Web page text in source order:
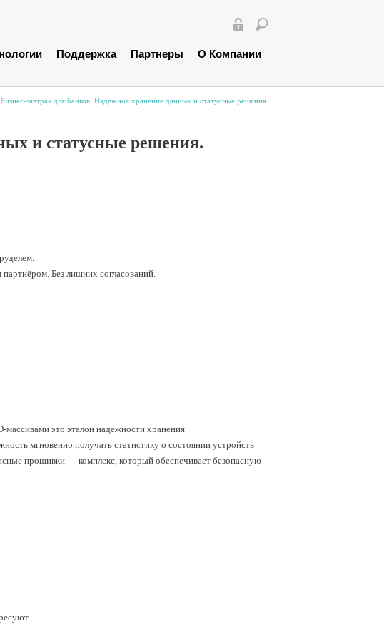
Поддержка Партнеры О Компании
завтрак для банков. Надежное хранение данных и статусные решения.
и статусные решения.
Без лишних согласований.
это эталон надежности хранения
мгновенно получать статистику о состоянии устройств
прошивки — комплекс, который обеспечивает безопасную